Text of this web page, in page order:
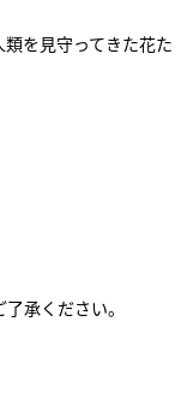
を見守ってきた花た
承ください。